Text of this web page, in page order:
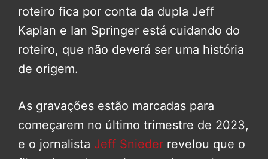
roteiro fica por conta da dupla Jeff
Kaplan e Ian Springer está cuidando do
roteiro, que não deverá ser uma história
de origem.
As gravações estão marcadas para
começarem no último trimestre de 2023,
e o jornalista Jeff Snieder revelou que o